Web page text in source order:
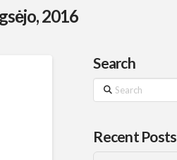
2016
Search
Search
Recent Posts